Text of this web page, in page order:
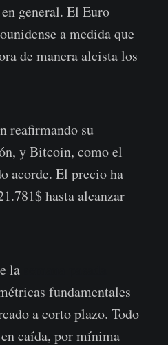
general. El Euro
a medida que
de manera alcista los
reafirmando su
y Bitcoin, como el
acorde. El precio ha
hasta alcanzar
la
fundamentales
a corto plazo. Todo
caída, por mínima